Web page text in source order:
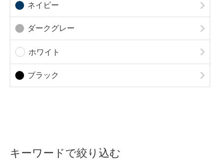
ネイビー
ダークグレー
ホワイト
ブラック
キーワードで絞り込む